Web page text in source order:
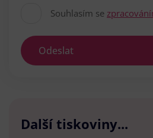
Souhlasím se
Odeslat
Další tiskoviny...